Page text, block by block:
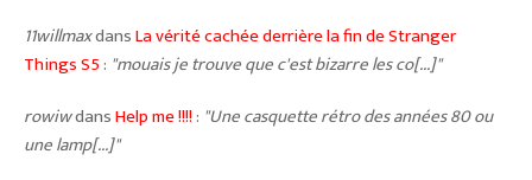
11willmaxdansLa vérité cachée derrière la fin de Stranger
Things S5 : "mouais je trouve que c'est bizarre les co[...]"
rowiwdansHelp me !!!!: "Une casquette rétro des années 80 ou
une lamp[...]"